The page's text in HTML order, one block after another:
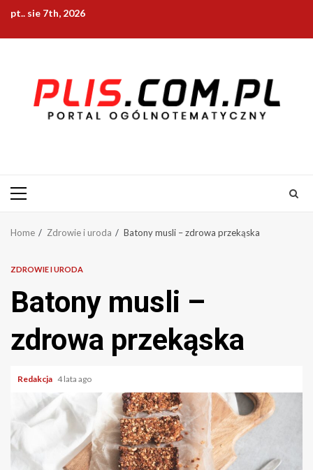
Skip
content
pt.. sie 7th, 2026
Primary
Home Zdrowie i uroda Batony musli – zdrowa przekąska
ZDROWIE I URODA
Batony musli –
zdrowa przekąska
Redakcja 4 lata ago